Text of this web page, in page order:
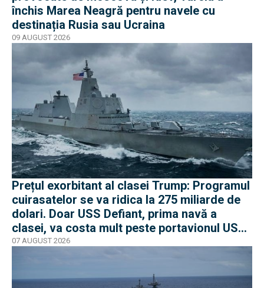
închis Marea Neagră pentru navele cu
destinația Rusia sau Ucraina
09 AUGUST 2026
Prețul exorbitant al clasei Trump: Programul
cuirasatelor se va ridica la 275 miliarde de
dolari. Doar USS Defiant, prima navă a
clasei, va costa mult peste portavionul USS
Gerald R. Ford
07 AUGUST 2026